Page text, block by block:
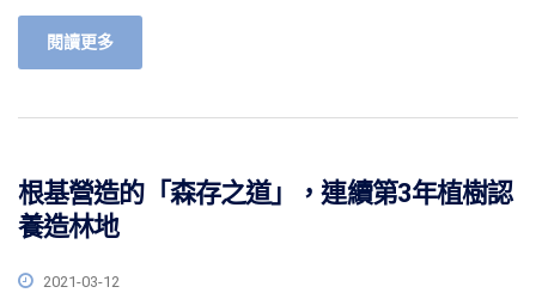
閱讀更多
根基營造的「森存之道」，連續第3年植樹認
養造林地
2021-03-12